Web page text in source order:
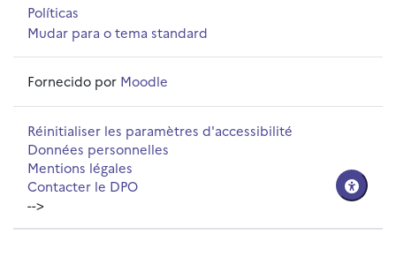
Políticas
Mudar para o tema standard
Fornecido por Moodle
Réinitialiser les paramètres d'accessibilité
Données personnelles
Mentions légales
Contacter le DPO
-->